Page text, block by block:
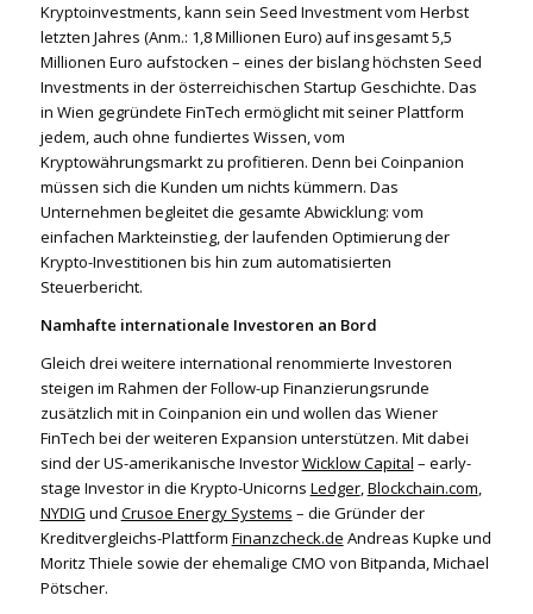
Kryptoinvestments, kann sein Seed Investment vom Herbst
letzten Jahres (Anm.: 1,8 Millionen Euro) auf insgesamt 5,5
Millionen Euro aufstocken – eines der bislang höchsten Seed
Investments in der österreichischen Startup Geschichte. Das
in Wien gegründete FinTech ermöglicht mit seiner Plattform
jedem, auch ohne fundiertes Wissen, vom
Kryptowährungsmarkt zu profitieren. Denn bei Coinpanion
müssen sich die Kunden um nichts kümmern. Das
Unternehmen begleitet die gesamte Abwicklung: vom
einfachen Markteinstieg, der laufenden Optimierung der
Krypto-Investitionen bis hin zum automatisierten
Steuerbericht.
Namhafte internationale Investoren an Bord
Gleich drei weitere international renommierte Investoren
steigen im Rahmen der Follow-up Finanzierungsrunde
zusätzlich mit in Coinpanion ein und wollen das Wiener
FinTech bei der weiteren Expansion unterstützen. Mit dabei
sind der US-amerikanische InvestorWicklow Capital – early-
stage Investor in die Krypto-Unicorns Ledger,Blockchain.com,
NYDIG und Crusoe Energy Systems – die Gründer der
Kreditvergleichs-Plattform Finanzcheck.de Andreas Kupke und
Moritz Thiele sowie der ehemalige CMO von Bitpanda, Michael
Pötscher.